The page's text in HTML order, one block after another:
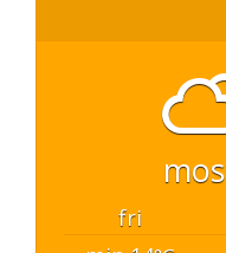
fri